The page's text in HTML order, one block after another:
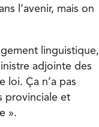
l’avenir, mais on
linguistique,
adjointe des
loi. Ça n’a pas
provinciale et
».